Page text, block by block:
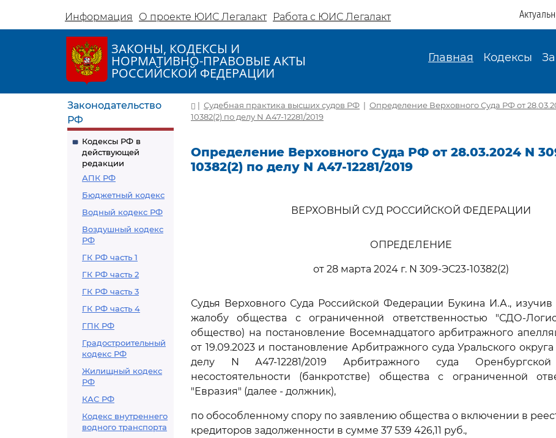
Информация О проекте ЮИС Легалакт Работа с ЮИС Легалакт
ЗАКОНЫ, КОДЕКСЫ И
НОРМАТИВНО-ПРАВОВЫЕ АКТЫ
РОССИЙСКОЙ ФЕДЕРАЦИИ
Главная Кодексы
Законодательство
РФ
Кодексы РФ в
действующей
редакции
АПК РФ
Бюджетный кодекс
Водный кодекс РФ
Воздушный кодекс
РФ
ГК РФ часть 1
ГК РФ часть 2
ГК РФ часть 3
ГК РФ часть 4
ГПК РФ
Градостроительный
кодекс РФ
Жилищный кодекс
РФ
КАС РФ
Кодекс внутреннего
водного транспорта
| Судебная практика высших судов РФ | Определение Верховного Суда РФ от
10382(2) по делу N А47-12281/2019
Определение Верховного Суда РФ от 28.03.2024 N
10382(2) по делу N А47-12281/2019
ВЕРХОВНЫЙ СУД РОССИЙСКОЙ ФЕДЕРАЦИИ
ОПРЕДЕЛЕНИЕ
от 28 марта 2024 г. N 309-ЭС23-10382(2)
Судья Верховного Суда Российской Федерации Букина И.А., изучив
жалобу общества с ограниченной ответственностью "СДО-
общество) на постановление Восемнадцатого арбитражного
от 19.09.2023 и постановление Арбитражного суда Уральского округа
делу N А47-12281/2019 Арбитражного суда
несостоятельности (банкротстве) общества с ограниченной
"Евразия" (далее - должник),
по обособленному спору по заявлению общества о включении в
кредиторов задолженности в сумме 37 539 426,11 руб.,